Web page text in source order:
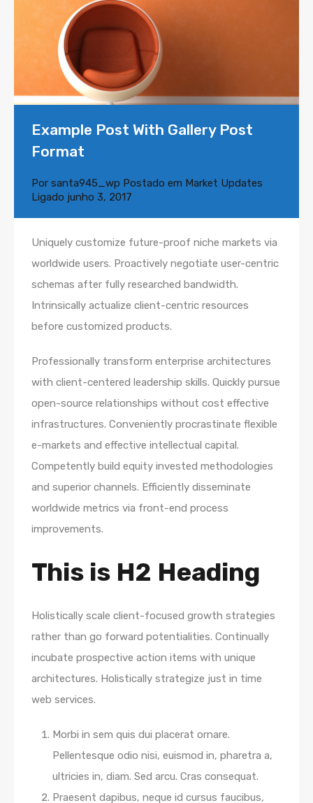
Example Post With Gallery Post
Format
Por santa945_wp Postado em Market Updates
Ligado junho 3, 2017
Uniquely customize future-proof niche markets via
worldwide users. Proactively negotiate user-centric
schemas after fully researched bandwidth.
Intrinsically actualize client-centric resources
before customized products.
Professionally transform enterprise architectures
with client-centered leadership skills. Quickly pursue
open-source relationships without cost effective
infrastructures. Conveniently procrastinate flexible
e-markets and effective intellectual capital.
Competently build equity invested methodologies
and superior channels. Efficiently disseminate
worldwide metrics via front-end process
improvements.
This is H2 Heading
Holistically scale client-focused growth strategies
rather than go forward potentialities. Continually
incubate prospective action items with unique
architectures. Holistically strategize just in time
web services.
Morbi in sem quis dui placerat ornare.
Pellentesque odio nisi, euismod in, pharetra a,
ultricies in, diam. Sed arcu. Cras consequat.
Praesent dapibus, neque id cursus faucibus,